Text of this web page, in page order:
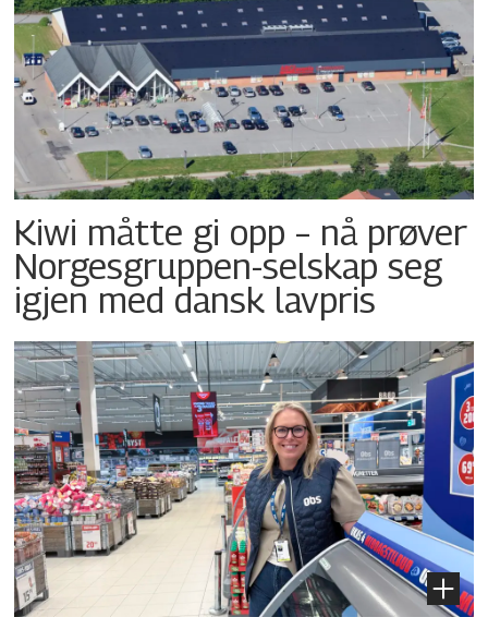
Kiwi måtte gi opp – nå prøver
Norgesgruppen-selskap seg
igjen med dansk lavpris